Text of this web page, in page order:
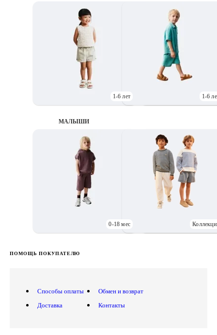
1-6 лет 1-6
МАЛЫШИ
0-18 мес
ПОМОЩЬ ПОКУПАТЕЛЮ
Способы оплаты
Доставка
Обмен и возврат
Контакты